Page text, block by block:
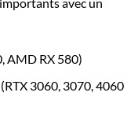
AMD RX 580)
3060, 3070, 4060